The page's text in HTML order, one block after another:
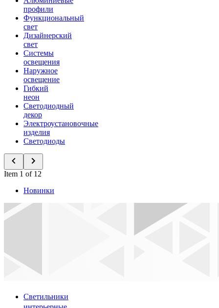
профили
Функциональный
свет
Дизайнерский
свет
Системы
освещения
Наружное
освещение
Гибкий
неон
Светодиодный
декор
Электроустановочные
изделия
Светодиоды
Item 1 of 12
Новинки
Светильники